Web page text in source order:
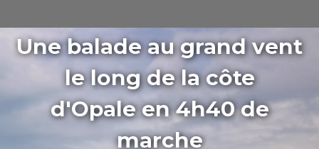
Une balade au grand vent
le long de la côte
d'Opale en 4h40 de
marche